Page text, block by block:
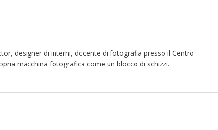
designer di interni, docente di fotografia presso il Centro
macchina fotografica come un blocco di schizzi.